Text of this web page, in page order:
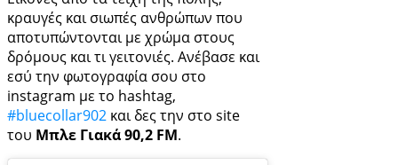
κραυγές και σιωπές ανθρώπων που
αποτυπώντονται με χρώμα στους
δρόμους και τι γειτονιές. Ανέβασε και
εσύ την φωτογραφία σου στο
instagram με το hashtag,
#bluecollar902 και δες την στο site
του Μπλε Γιακά 90,2 FM.